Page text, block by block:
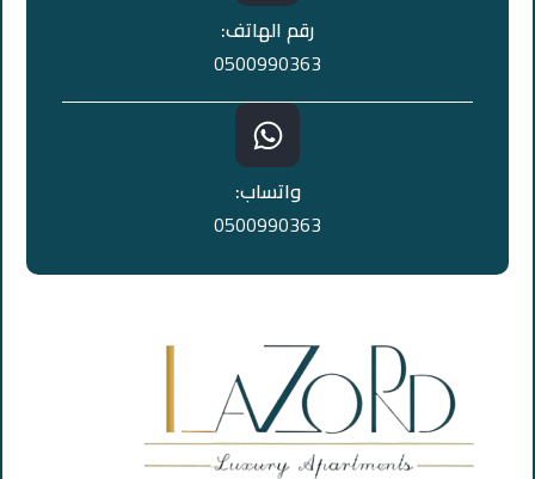
رقم الهاتف:
0500990363
واتساب:
0500990363